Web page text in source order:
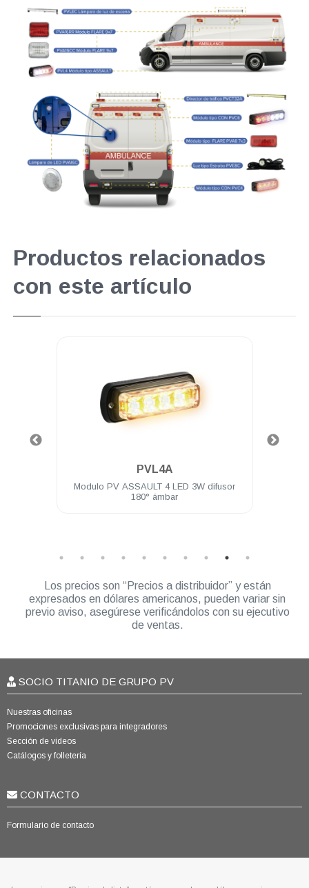
Productos relacionados
con este artículo
PVL4A
Modulo PV ASSAULT 4 LED 3W difusor
180° ámbar
Los precios son “Precios a distribuidor” y están
expresados en dólares americanos, pueden variar sin
previo aviso, asegúrese verificándolos con su ejecutivo
de ventas.
SOCIO TITANIO DE GRUPO PV
Nuestras oficinas
Promociones exclusivas para integradores
Sección de videos
Catálogos y folletería
CONTACTO
Formulario de contacto